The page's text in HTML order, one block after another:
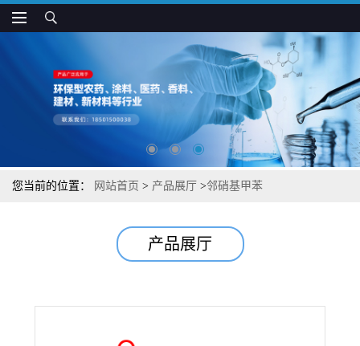
您当前的位置： 网站首页 > 产品展厅 >邻硝基甲苯
产品展厅